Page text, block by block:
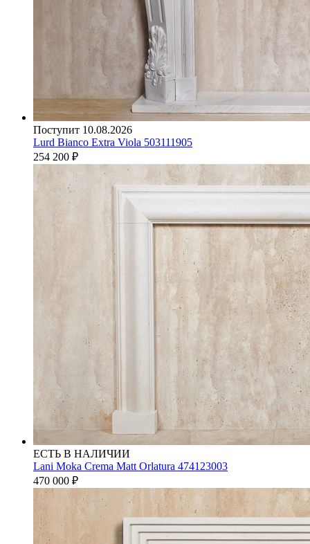
Поступит 10.08.2026
Lurd Bianco Extra Viola 503111905
254 200 ₽
ЕСТЬ В НАЛИЧИИ
Lani Moka Crema Matt Orlatura 474123003
470 000 ₽